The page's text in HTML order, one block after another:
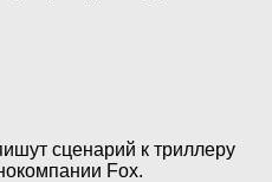
сценарий к триллеру
Fox.